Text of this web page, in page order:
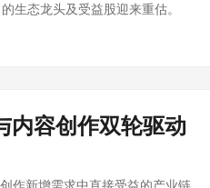
生态龙头及受益股迎来重估。
内容创作双轮驱动
作新增需求中直接受益的产业链